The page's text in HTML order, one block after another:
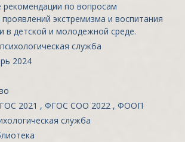
рекомендации по вопросам
экстремизма и воспитания
в детской и молодежной среде.
служба
2024
2021 , ФГОС СОО 2022 , ФООП
служба